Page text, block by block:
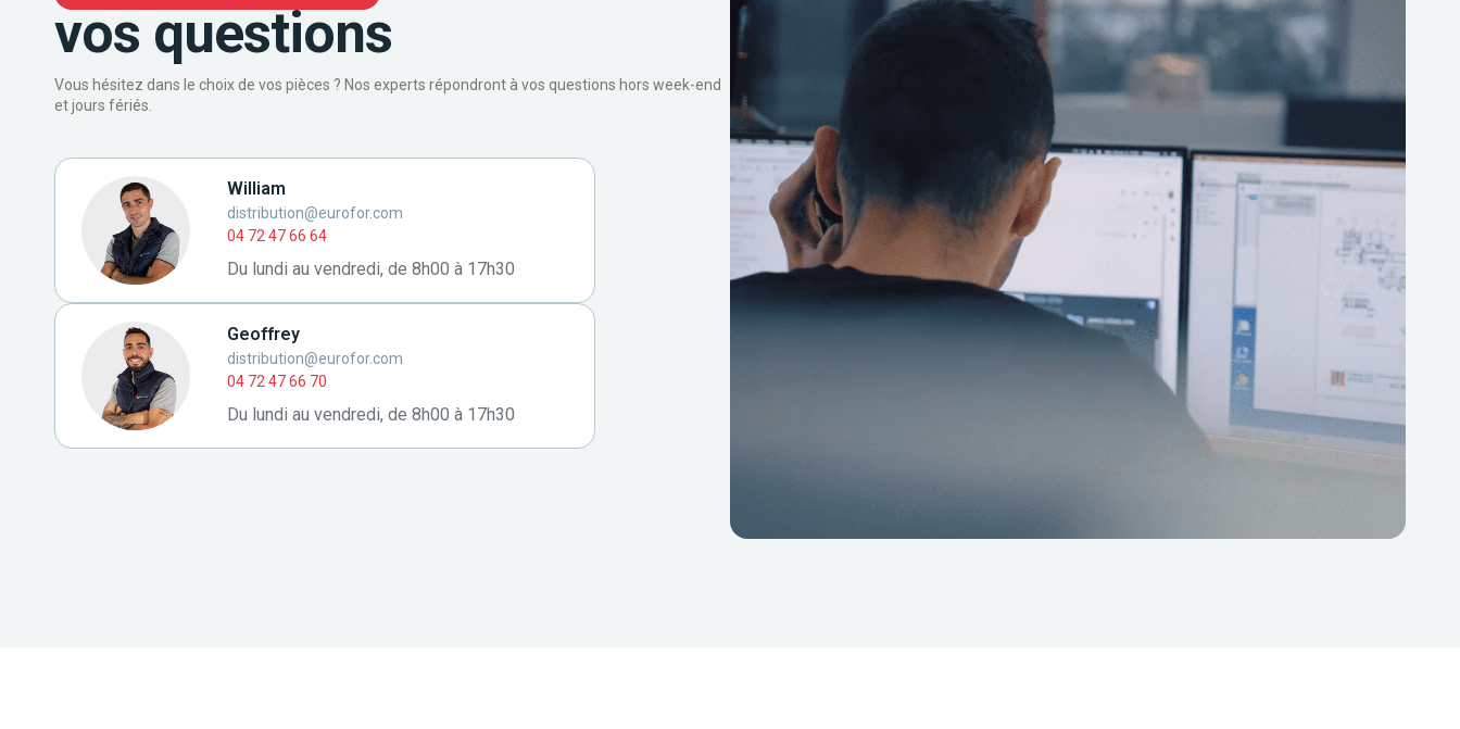
vos questions
Vous hésitez dans le choix de vos pièces ? Nos experts répondront à vos questions hors week-end
et jours fériés.
William
distribution@eurofor.com
04 72 47 66 64
Du lundi au vendredi, de 8h00 à 17h30
Geoffrey
distribution@eurofor.com
04 72 47 66 70
Du lundi au vendredi, de 8h00 à 17h30